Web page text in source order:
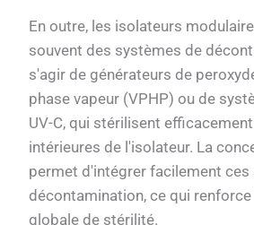
En outre, les isolateurs
souvent des systèmes de
s'agir de générateurs de
phase vapeur (VPHP) ou de
UV-C, qui stérilisent
intérieures de l'isolateur. La
permet d'intégrer facilement
décontamination, ce qui
globale de stérilité.